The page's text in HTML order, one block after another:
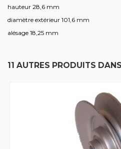
hauteur 28,6 mm
diamètre extérieur 101,6 mm
alésage 18,25 mm
11 AUTRES PRODUITS